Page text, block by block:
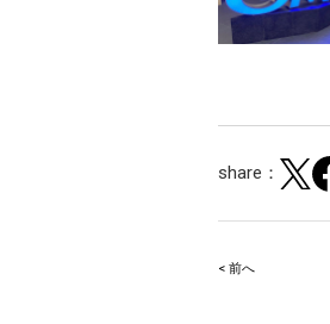
share：
Post
< 前へ